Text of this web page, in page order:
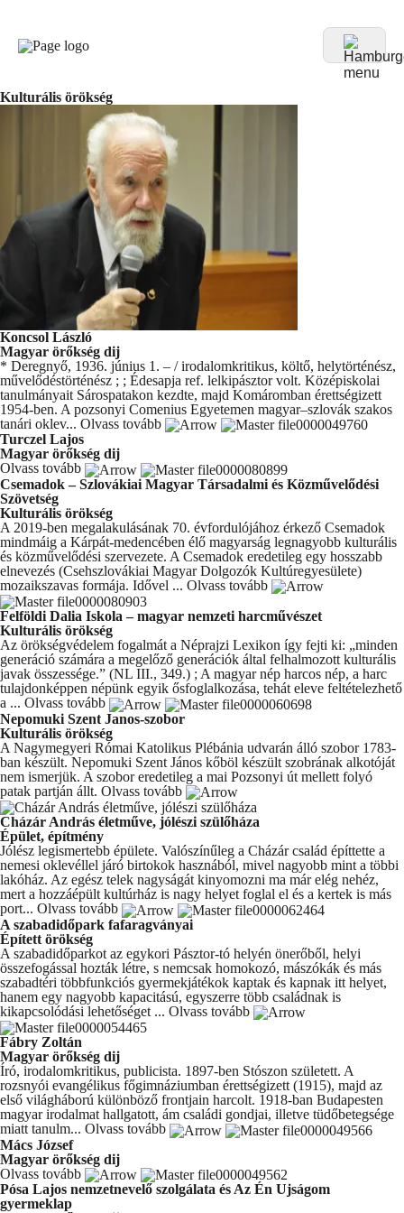
Kulturális örökség
Koncsol László
Magyar örőkség dij
* Deregnyő, 1936. június 1. – / irodalomkritikus, költő, helytörténész,
művelődéstörténész ; ; Édesapja ref. lelkipásztor volt. Középiskolai
tanulmányait Sárospatakon kezdte, majd Komáromban érettségizett
1954-ben. A pozsonyi Comenius Egyetemen magyar–szlovák szakos
tanári oklev... Olvass tovább
Turczel Lajos
Magyar örőkség dij
Olvass tovább
Csemadok – Szlovákiai Magyar Társadalmi és Közművelődési
Szövetség
Kulturális örökség
A 2019-ben megalakulásának 70. évfordulójához érkező Csemadok
mindmáig a Kárpát-medencében élő magyarság legnagyobb kulturális
és közművelődési szervezete. A Csemadok eredetileg egy hosszabb
elnevezés (Csehszlovákiai Magyar Dolgozók Kultúregyesülete)
mozaikszavas formája. Idővel ... Olvass tovább
Felföldi Dalia Iskola – magyar nemzeti harcművészet
Kulturális örökség
Az örökségvédelem fogalmát a Néprajzi Lexikon így fejti ki: „minden
generáció számára a megelőző generációk által felhalmozott kulturális
javak összessége.” (NL III., 349.) ; A magyar nép harcos nép, a harc
tulajdonképpen népünk egyik ősfoglalkozása, tehát eleve feltételezhető
a ... Olvass tovább
Nepomuki Szent Janos-szobor
Kulturális örökség
A Nagymegyeri Római Katolikus Plébánia udvarán álló szobor 1783-
ban készült. Nepomuki Szent János kőböl készült szobrának alkotóját
nem ismerjük. A szobor eredetileg a mai Pozsonyi út mellett folyó
patak partján állt. Olvass tovább
Cházár András életműve, jólészi szülőháza
Épület, építmény
Jólész legismertebb épülete. Valószínűleg a Cházár család építtette a
nemesi oklevéllel járó birtokok hasznából, mivel nagyobb mint a többi
lakóház. Az egész telek nagyságát kinyomozni ma már elég nehéz,
mert a hozzáépült kultúrház is nagy helyet foglal el és a kertek is más
port... Olvass tovább
A szabadidőpark fafaragványai
Épített örökség
A szabadidőparkot az egykori Pásztor-tó helyén önerőből, helyi
összefogással hozták létre, s nemcsak homokozó, mászókák és más
szabadtéri többfunkciós gyermekjátékok kaptak és kapnak itt helyet,
hanem egy nagyobb kapacitású, egyszerre több családnak is
kikapcsolódási lehetőséget ... Olvass tovább
Fábry Zoltán
Magyar örőkség dij
Író, irodalomkritikus, publicista. 1897-ben Stószon született. A
rozsnyói evangélikus főgimnáziumban érettségizett (1915), majd az
első világháború különböző frontjain harcolt. 1918-ban Budapesten
magyar irodalmat hallgatott, ám családi gondjai, illetve tüdőbetegsége
miatt tanulm... Olvass tovább
Mács József
Magyar örőkség dij
Olvass tovább
Pósa Lajos nemzetnevelő szolgálata és Az Én Ujságom
gyermeklap